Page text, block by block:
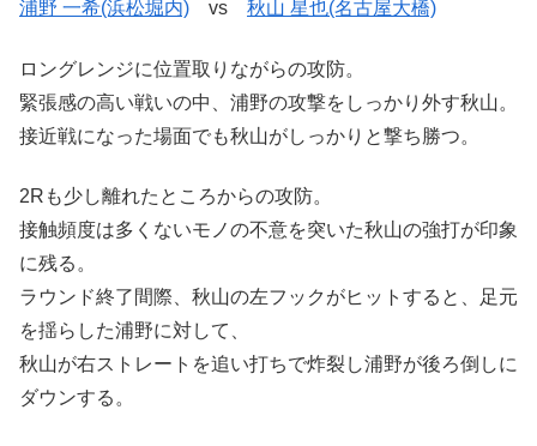
浦野 一希(浜松堀内) vs 秋山 星也(名古屋大橋)
ロングレンジに位置取りながらの攻防。
緊張感の高い戦いの中、浦野の攻撃をしっかり外す秋山。
接近戦になった場面でも秋山がしっかりと撃ち勝つ。
2Rも少し離れたところからの攻防。
接触頻度は多くないモノの不意を突いた秋山の強打が印象
に残る。
ラウンド終了間際、秋山の左フックがヒットすると、足元
を揺らした浦野に対して、
秋山が右ストレートを追い打ちで炸裂し浦野が後ろ倒しに
ダウンする。